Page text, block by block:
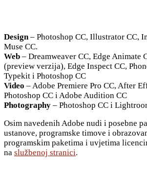
Design– Photoshop CC, Illustrator CC,
Muse CC.
Web – Dreamweaver CC, Edge Animate
(preview verzija), Edge Inspect CC,
Typekit i Photoshop CC
Video – Adobe Premiere Pro CC, After
Photoshop CC i Adobe Audition CC
Photography – Photoshop CC i
Osim navedenih Adobe nudi i posebne
ustanove, programske timove i
programskim paketima i uvjetima
na službenoj stranici.